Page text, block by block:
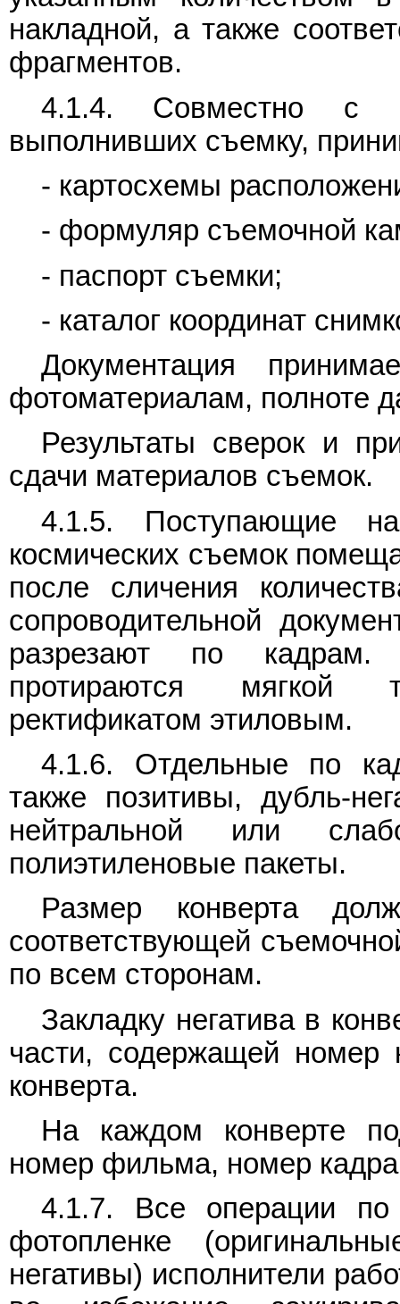
накладной, а также
фрагментов.
4.1.4. Совместно с
выполнивших съемку,
- картосхемы
- формуляр съемочной
- паспорт съемки;
- каталог координат
Документация
фотоматериалам, полноте
Результаты сверок и
сдачи материалов съемок.
4.1.5. Поступающие
космических съемок
после сличения
сопроводительной
разрезают по кадрам.
протираются мягкой
ректификатом этиловым.
4.1.6. Отдельные по
также позитивы, дубль-
нейтральной или
полиэтиленовые пакеты.
Размер конверта
соответствующей
по всем сторонам.
Закладку негатива в
части, содержащей номер
конверта.
На каждом конверте
номер фильма, номер
4.1.7. Все операции
фотопленке
негативы) исполнители